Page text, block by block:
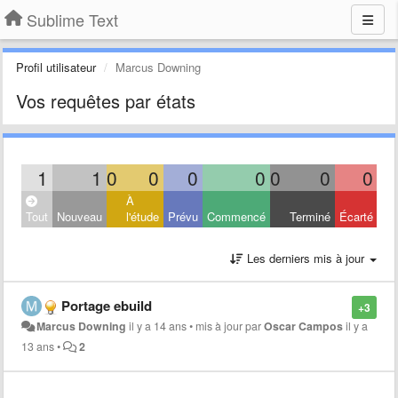
Sublime Text
Profil utilisateur Marcus Downing
Vos requêtes par états
1 1 0 0 0 0 0 0 0
Tout Nouveau
À
l'étude Prévu Commencé Terminé Écarté
Les derniers mis à jour
+3
Portage ebuild
Marcus Downing il y a 14 ans• mis à jour parOscar Camposil y a
13 ans• 2